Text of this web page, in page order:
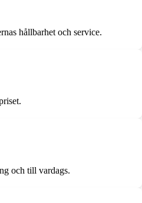
hållbarhet och service.
och till vardags.